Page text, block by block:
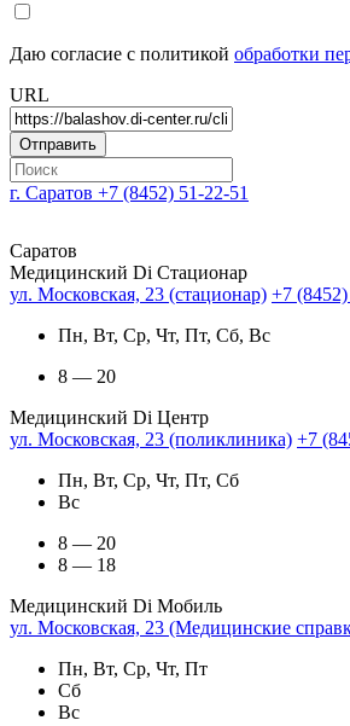
Даю согласие с политикой обработки
URL
г. Саратов +7 (8452) 51-22-51
Саратов
Медицинский Di Стационар
ул. Московская, 23 (стационар) +7
Пн, Вт, Ср, Чт, Пт, Сб, Вс
8 — 20
Медицинский Di Центр
ул. Московская, 23 (поликлиника) +7
Пн, Вт, Ср, Чт, Пт, Сб
Вс
8 — 20
8 — 18
Медицинский Di Мобиль
ул. Московская, 23 (Медицинские
Пн, Вт, Ср, Чт, Пт
Сб
Вс